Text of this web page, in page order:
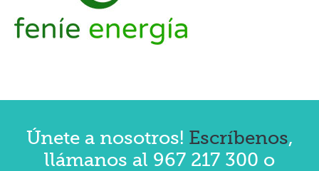
Únete a nosotros! Escríbenos,
llámanos al 967 217 300 o